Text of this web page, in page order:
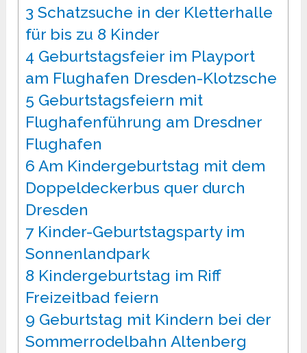
3 Schatzsuche in der Kletterhalle
für bis zu 8 Kinder
4 Geburtstagsfeier im Playport
am Flughafen Dresden-Klotzsche
5 Geburtstagsfeiern mit
Flughafenführung am Dresdner
Flughafen
6 Am Kindergeburtstag mit dem
Doppeldeckerbus quer durch
Dresden
7Kinder-Geburtstagsparty im
Sonnenlandpark
8 Kindergeburtstag im Riff
Freizeitbad feiern
9 Geburtstag mit Kindern bei der
Sommerrodelbahn Altenberg